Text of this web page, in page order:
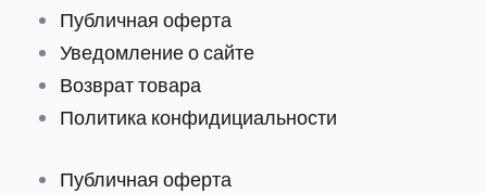
Публичная оферта
Уведомление о сайте
Возврат товара
Политика конфидициальности
Публичная оферта